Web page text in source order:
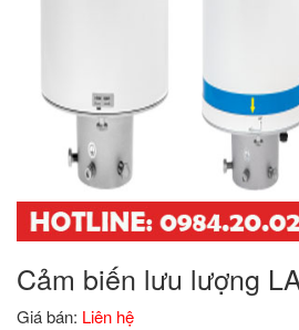
Cảm biến lưu lượng
Giá bán: Liên hệ